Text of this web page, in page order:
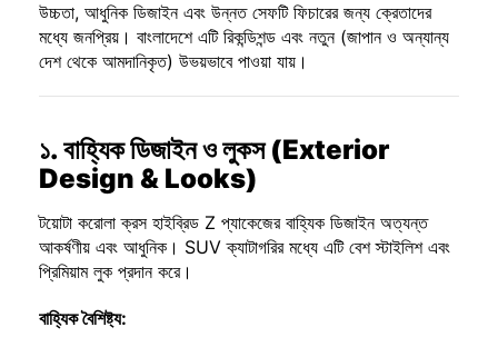
উচ্চতা, আধুনিক ডিজাইন এবং উন্নত সেফটি ফিচারের জন্য ক্রেতাদের
মধ্যে জনপ্রিয়। বাংলাদেশে এটি রিকন্ডিশন্ড এবং নতুন (জাপান ও অন্যান্য
দেশ থেকে আমদানিকৃত) উভয়ভাবে পাওয়া যায়।
১. বাহ্যিক ডিজাইন ও লুকস (Exterior
Design & Looks)
টয়োটা করোলা ক্রস হাইব্রিড Z প্যাকেজের বাহ্যিক ডিজাইন অত্যন্ত
আকর্ষণীয় এবং আধুনিক। SUV ক্যাটাগরির মধ্যে এটি বেশ স্টাইলিশ এবং
প্রিমিয়াম লুক প্রদান করে।
বাহ্যিক বৈশিষ্ট্য: